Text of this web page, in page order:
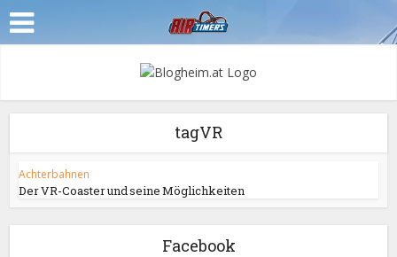
tagVR
Achterbahnen
Der VR-Coaster und seine Möglichkeiten
Facebook